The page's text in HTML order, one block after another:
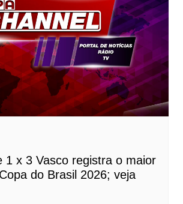
1 x 3 Vasco registra o maior
do Brasil 2026; veja